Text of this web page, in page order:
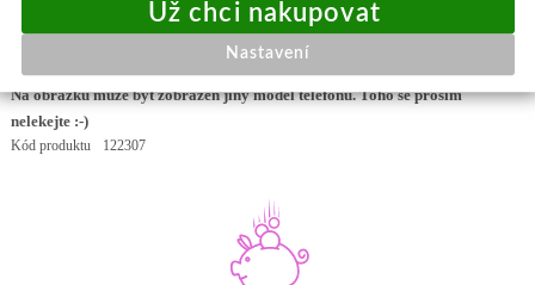
Dokonale přiléhá k telefonu a poskytuje mu dokonalou ochranu a
pohodlí.
Na obrázku může být zobrazen jiný model telefonu. Toho se prosím
nelekejte :-)
Kód produktu 122307
Nastavení